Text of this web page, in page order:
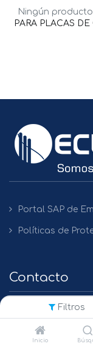
Filtros
Inicio
Ningún
PARA PLACAS
Portal SAP de
Políticas de
Contacto
QUITO
+(593) 2